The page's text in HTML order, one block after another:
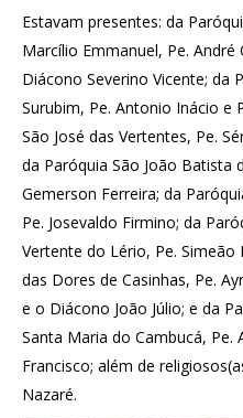
Estavam presentes: da
Marcílio Emmanuel, Pe. André
Diácono Severino Vicente; da
Surubim, Pe. Antonio Inácio e
São José das Vertentes, Pe.
da Paróquia São João Batista
Gemerson Ferreira; da
Pe. Josevaldo Firmino; da
Vertente do Lério, Pe. Simeão
das Dores de Casinhas, Pe.
e o Diácono João Júlio; e da
Santa Maria do Cambucá, Pe.
Francisco; além de
Nazaré.